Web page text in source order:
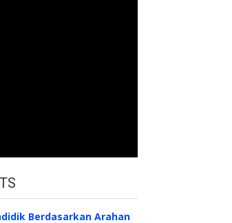
Berdasarkan Arahan